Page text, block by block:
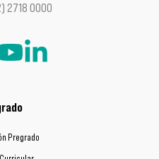
2718 0000
Pregrado